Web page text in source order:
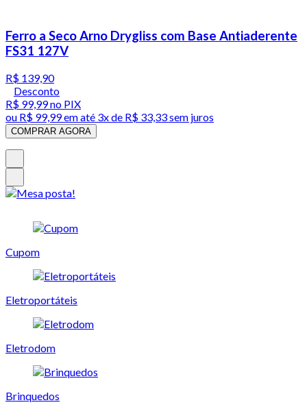
Ferro a Seco Arno Drygliss com Base Antiaderente
FS31 127V
R$ 139,90
Desconto
R$ 99,99no PIX
ou R$ 99,99em até 3x de R$ 33,33 sem juros
COMPRAR AGORA
Cupom
Eletroportáteis
Eletrodom
Brinquedos